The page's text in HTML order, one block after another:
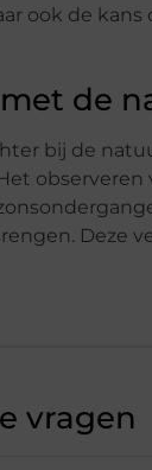
ook de
de
bij de
Deze
vragen